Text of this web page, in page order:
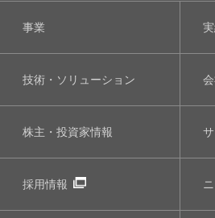
事業
技術・ソリューション
株主・投資家情報
採用情報